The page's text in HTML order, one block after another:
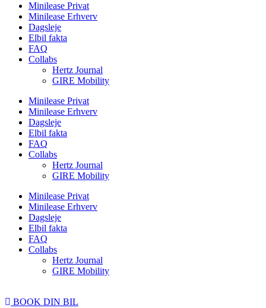
Minilease Privat
Minilease Erhverv
Dagsleje
Elbil fakta
FAQ
Collabs
Hertz Journal
GIRE Mobility
Minilease Privat
Minilease Erhverv
Dagsleje
Elbil fakta
FAQ
Collabs
Hertz Journal
GIRE Mobility
Minilease Privat
Minilease Erhverv
Dagsleje
Elbil fakta
FAQ
Collabs
Hertz Journal
GIRE Mobility
BOOK DIN BIL